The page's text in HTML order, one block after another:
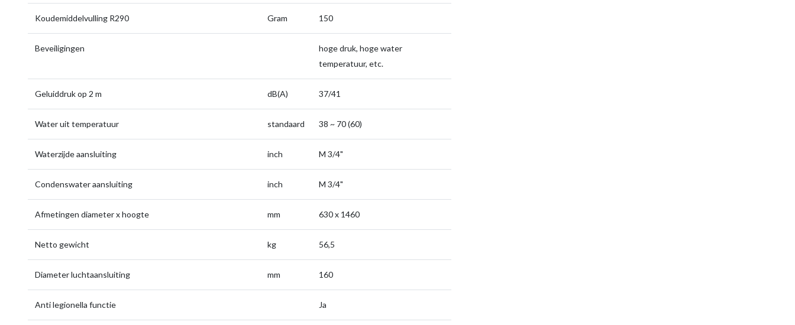
Koudemiddelvulling R290 Gram 150
Beveiligingen
hoge druk, hoge water
temperatuur, etc.
Geluiddruk op 2 m dB(A) 37/41
Water uit temperatuur standaard 38 ~ 70 (60)
Waterzijde aansluiting inch M 3/4"
Condenswater aansluiting inch M 3/4"
Afmetingen diameter x hoogte mm 630 x 1460
Netto gewicht kg 56,5
Diameter luchtaansluiting mm 160
Anti legionella functie Ja